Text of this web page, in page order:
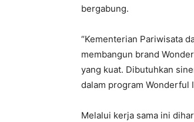
bergabung.
“Kementerian Pariwisata
membangun brand
yang kuat. Dibutuhkan
dalam program Wonderful
Melalui kerja sama ini